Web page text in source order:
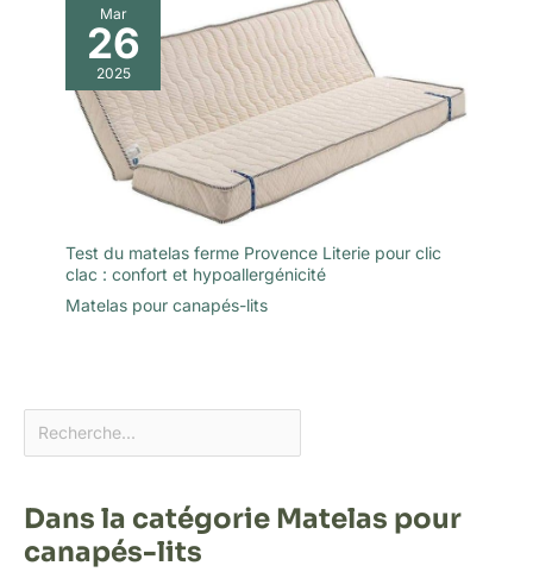
Mar
26
2025
Test du matelas ferme Provence Literie pour clic
clac : confort et hypoallergénicité
Matelas pour canapés-lits
Dans la catégorie Matelas pour
canapés-lits